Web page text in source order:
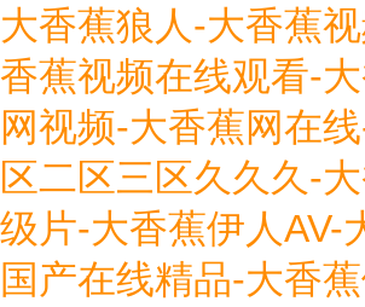
大香蕉狼人-大香蕉
香蕉视频在线观看-
网视频-大香蕉网在
区二区三区久久久-
级片-大香蕉伊人AV-
国产在线精品-大香